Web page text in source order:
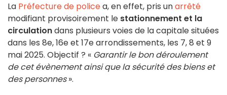
La Préfecture de policea, en effet, pris unarrêté
modifiant provisoirement le stationnement et la
circulationdans plusieurs voies de la capitale situées
dans les 8e, 16e et 17e arrondissements, les 7, 8 et 9
mai 2025. Objectif ? « Garantir le bon déroulement
de cet évènement ainsi que la sécurité des biens et
des personnes».